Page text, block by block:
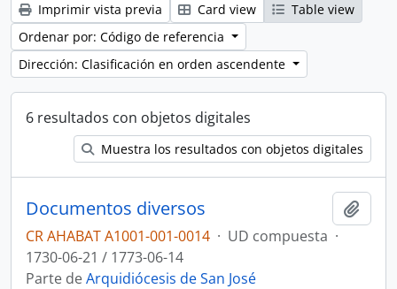
Imprimir vista previa Card view
Table view
Ordenar por: Código de referencia
Dirección: Clasificación en orden ascendente
6 resultados con objetos digitales
Muestra los resultados con objetos digitales
Documentos diversos
CR AHABAT A1001-001-0014 · UD compuesta ·
1730-06-21 / 1773-06-14
Parte deArquidiócesis de San José